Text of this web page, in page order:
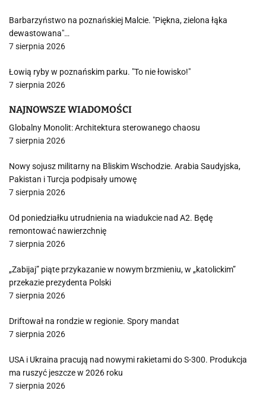
Barbarzyństwo na poznańskiej Malcie. "Piękna, zielona łąka
dewastowana"…
7 sierpnia 2026
Łowią ryby w poznańskim parku. "To nie łowisko!"
7 sierpnia 2026
NAJNOWSZE WIADOMOŚCI
Globalny Monolit: Architektura sterowanego chaosu
7 sierpnia 2026
Nowy sojusz militarny na Bliskim Wschodzie. Arabia Saudyjska,
Pakistan i Turcja podpisały umowę
7 sierpnia 2026
Od poniedziałku utrudnienia na wiadukcie nad A2. Będę
remontować nawierzchnię
7 sierpnia 2026
„Zabijaj” piąte przykazanie w nowym brzmieniu, w „katolickim”
przekazie prezydenta Polski
7 sierpnia 2026
Driftował na rondzie w regionie. Spory mandat
7 sierpnia 2026
USA i Ukraina pracują nad nowymi rakietami do S-300. Produkcja
ma ruszyć jeszcze w 2026 roku
7 sierpnia 2026